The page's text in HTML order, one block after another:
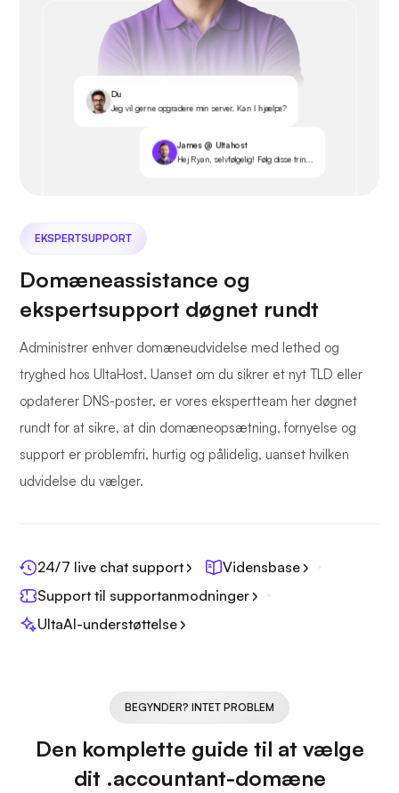
Du
Jeg vil gerne opgradere min server. Kan I hjælpe?
James @ Ultahost
Hej Ryan, selvfølgelig! Følg disse trin...
EKSPERTSUPPORT
Domæneassistance og
ekspertsupport døgnet rundt
Administrer enhver domæneudvidelse med lethed og
tryghed hos UltaHost. Uanset om du sikrer et nyt TLD eller
opdaterer DNS-poster, er vores ekspertteam her døgnet
rundt for at sikre, at din domæneopsætning, fornyelse og
support er problemfri, hurtig og pålidelig, uanset hvilken
udvidelse du vælger.
24/7 live chat support
Vidensbase
Support til supportanmodninger
UltaAI-understøttelse
BEGYNDER? INTET PROBLEM
Den komplette guide til at vælge
dit .accountant-domæne